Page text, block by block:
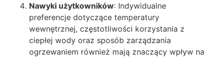
Nawyki użytkowników: Indywidualne
preferencje dotyczące temperatury
wewnętrznej, częstotliwości korzystania z
ciepłej wody oraz sposób zarządzania
ogrzewaniem również mają znaczący wpływ na